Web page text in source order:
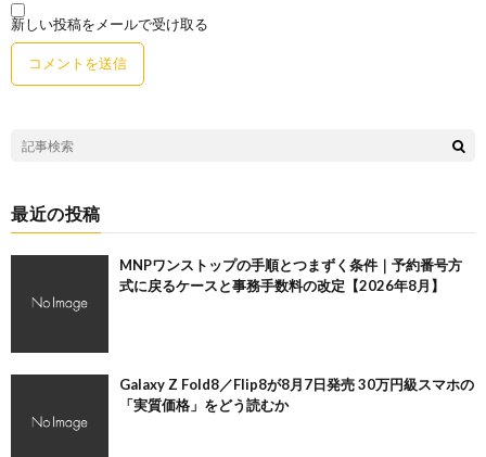
新しい投稿をメールで受け取る
最近の投稿
MNPワンストップの手順とつまずく条件｜予約番号方
式に戻るケースと事務手数料の改定【2026年8月】
Galaxy Z Fold8／Flip8が8月7日発売 30万円級スマホの
「実質価格」をどう読むか